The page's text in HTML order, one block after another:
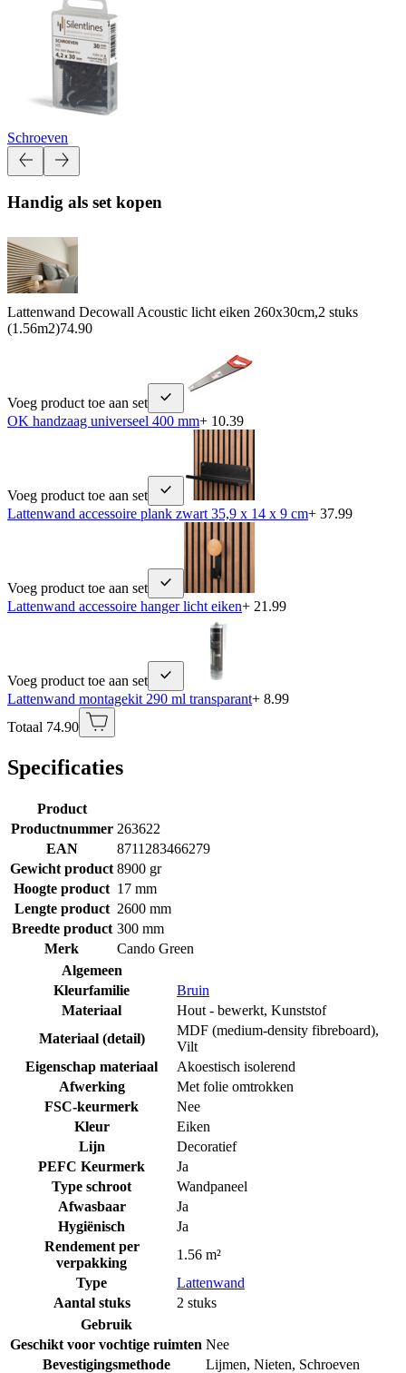
Schroeven
Handig als set kopen
Lattenwand Decowall Acoustic licht eiken 260x30cm,2 stuks
(1.56m2)74.90
Voeg product toe aan set
OK handzaag universeel 400 mm+ 10.39
Voeg product toe aan set
Lattenwand accessoire plank zwart 35,9 x 14 x 9 cm+ 37.99
Voeg product toe aan set
Lattenwand accessoire hanger licht eiken+ 21.99
Voeg product toe aan set
Lattenwand montagekit 290 ml transparant+ 8.99
Totaal 74.90
Specificaties
Product
Productnummer 263622
EAN
8711283466279
Gewicht product 8900 gr
Hoogte product 17 mm
Lengte product 2600 mm
Breedte product 300 mm
Merk
Cando Green
Algemeen
Kleurfamilie
Bruin
Materiaal
Hout - bewerkt, Kunststof
Materiaal (detail)
MDF (medium-density fibreboard),
Vilt
Eigenschap materiaal
Akoestisch isolerend
Afwerking
Met folie omtrokken
FSC-keurmerk
Nee
Kleur
Eiken
Lijn
Decoratief
PEFC Keurmerk
Ja
Type schroot
Wandpaneel
Afwasbaar
Ja
Hygiënisch
Ja
Rendement per
verpakking
1.56 m²
Type
Lattenwand
Aantal stuks
2 stuks
Gebruik
Geschikt voor vochtige ruimten Nee
Bevestigingsmethode
Lijmen, Nieten, Schroeven